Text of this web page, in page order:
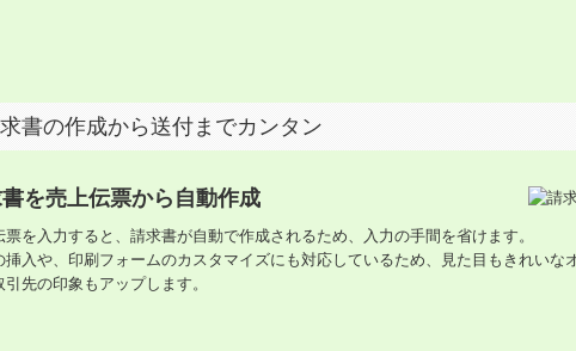
書の作成から送付までカンタン
を売上伝票から自動作成
票を入力すると、請求書が自動で作成されるため、入力の手間を省けます。
挿入や、印刷フォームのカスタマイズにも対応しているため、見た目もきれいな
引先の印象もアップします。